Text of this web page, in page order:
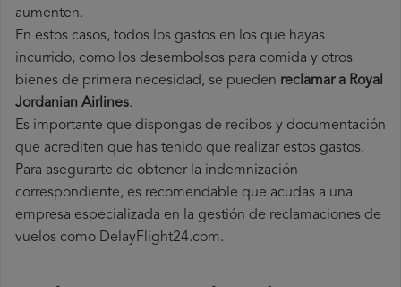
aumenten.
En estos casos, todos los gastos en los que hayas
incurrido, como los desembolsos para comida y otros
bienes de primera necesidad, se pueden reclamar a Royal
Jordanian Airlines.
Es importante que dispongas de recibos y documentación
que acrediten que has tenido que realizar estos gastos.
Para asegurarte de obtener la indemnización
correspondiente, es recomendable que acudas a una
empresa especializada en la gestión de reclamaciones de
vuelos como DelayFlight24.com.